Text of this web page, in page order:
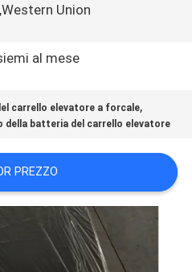
Union
al mese
carrello elevatore a forcale,
della batteria del carrello elevatore
PREZZO